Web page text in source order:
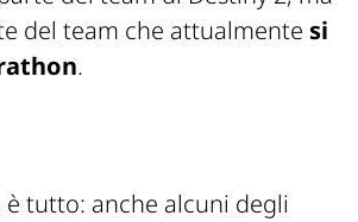
del team che attualmente si
.
tutto: anche alcuni degli